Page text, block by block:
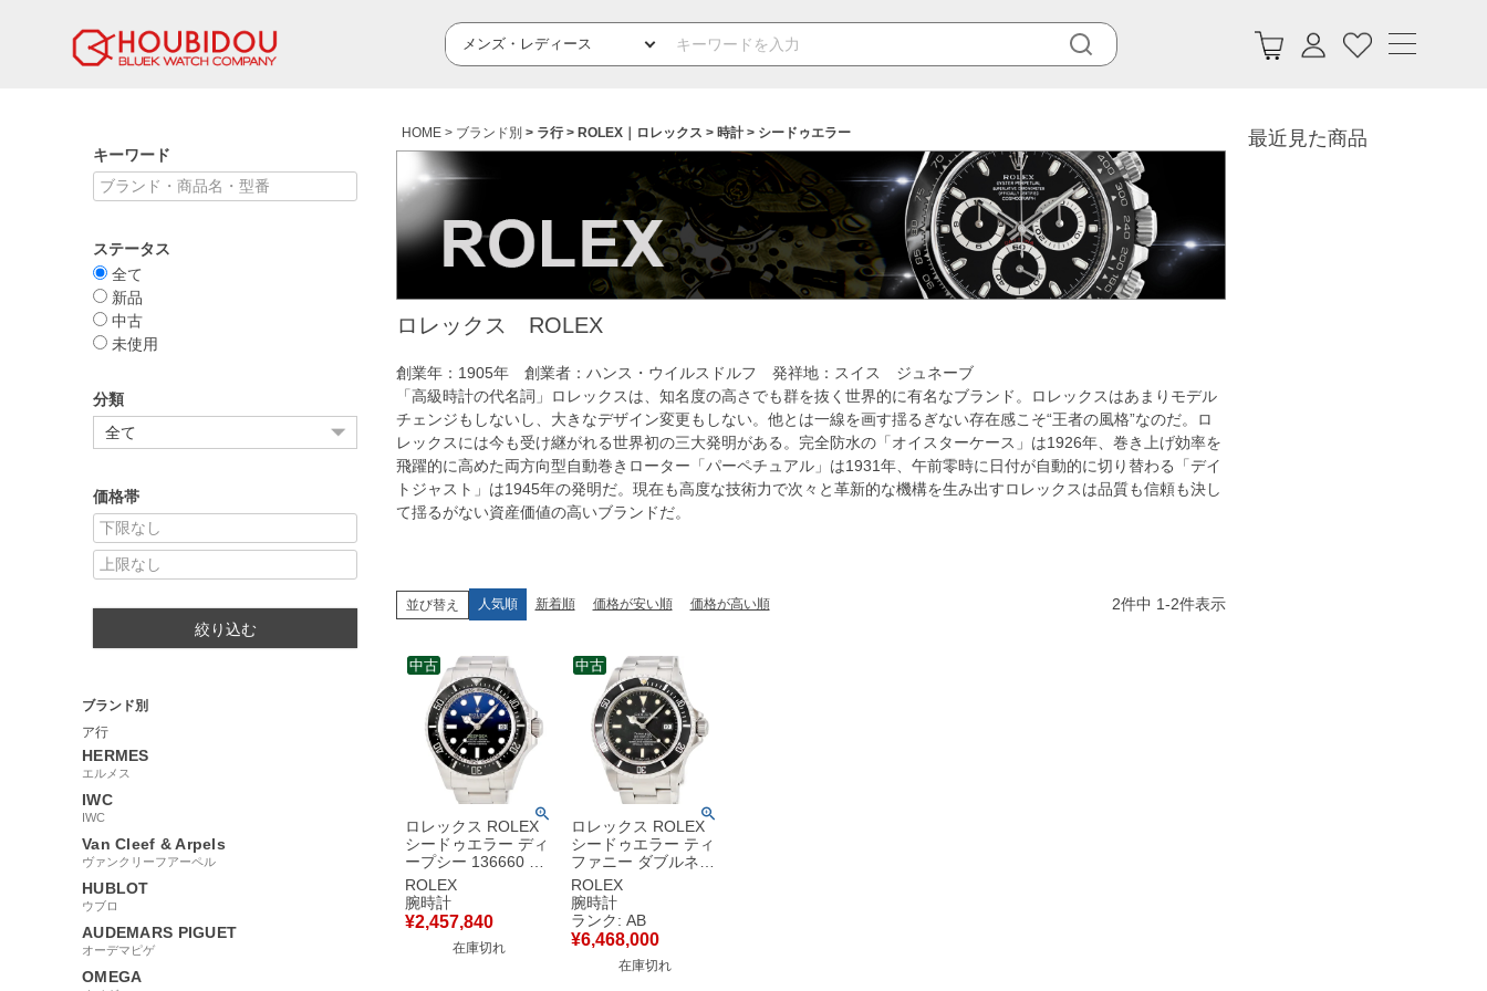
キーワード
ステータス
全て
新品
中古
未使用
分類
価格帯
絞り込む
ブランド別
ア行
HERMES
エルメス
IWC
IWC
Van Cleef & Arpels
ヴァンクリーフアーペル
HUBLOT
ウブロ
AUDEMARS PIGUET
オーデマピゲ
OMEGA
HOME ブランド別 ラ行 ROLEX｜ロレックス 時計 シードゥエラー
ロレックス ROLEX
創業年：1905年 創業者：ハンス・ウイルスドルフ 発祥地：スイス ジュネーブ
「高級時計の代名詞」ロレックスは、知名度の高さでも群を抜く世界的に有名なブランド。ロレックスはあまりモデル
チェンジもしないし、大きなデザイン変更もしない。他とは一線を画す揺るぎない存在感こそ“王者の風格”なのだ。ロ
レックスには今も受け継がれる世界初の三大発明がある。完全防水の「オイスターケース」は1926年、巻き上げ効率を
飛躍的に高めた両方向型自動巻きローター「パーペチュアル」は1931年、午前零時に日付が自動的に切り替わる「デイ
トジャスト」は1945年の発明だ。現在も高度な技術力で次々と革新的な機構を生み出すロレックスは品質も信頼も決し
て揺るがない資産価値の高いブランドだ。
並び替え 人気順 新着順 価格が安い順 価格が高い順 2件中 1-2件表示
ロレックス ROLEX
シードゥエラー ディ
ープシー 136660 新
品同様 ランダム番 ブ
ルー グラデーション
メンズ 腕時計自動巻
き ブルー 【中古】
ROLEX
腕時計
¥2,457,840
在庫切れ
中古
ロレックス ROLEX
シードゥエラー ティ
ファニー ダブルネー
ム 16660 OH済 81番
台 ブラック ベンツ針
デイト メンズ 腕時計
自動巻き ブラック
【中古】中古品
ROLEX
腕時計
ランク: AB
¥6,468,000
在庫切れ
中古
最近見た商品